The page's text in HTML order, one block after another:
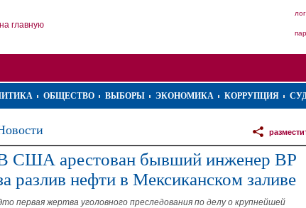
на главную
ОБЩЕСТВО ВЫБОРЫ ЭКОНОМИКА КОРРУПЦИЯ
США арестован бывший инженер BP
разлив нефти в Мексиканском заливе
первая жертва уголовного преследования по делу о крупнейшей